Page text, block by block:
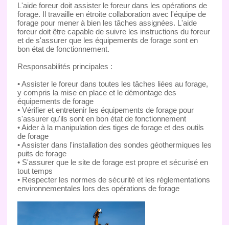
L'aide foreur doit assister le foreur dans les opérations de
forage. Il travaille en étroite collaboration avec l'équipe de
forage pour mener à bien les tâches assignées. L'aide
foreur doit être capable de suivre les instructions du foreur
et de s'assurer que les équipements de forage sont en
bon état de fonctionnement.
Responsabilités principales :
• Assister le foreur dans toutes les tâches liées au forage,
y compris la mise en place et le démontage des
équipements de forage
• Vérifier et entretenir les équipements de forage pour
s'assurer qu'ils sont en bon état de fonctionnement
• Aider à la manipulation des tiges de forage et des outils
de forage
• Assister dans l'installation des sondes géothermiques les
puits de forage
• S'assurer que le site de forage est propre et sécurisé en
tout temps
• Respecter les normes de sécurité et les réglementations
environnementales lors des opérations de forage